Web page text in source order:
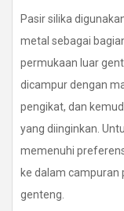
Pasir silika
metal sebagai
permukaan luar
dicampur dengan
pengikat, dan
yang diinginkan.
memenuhi
ke dalam campuran
genteng.